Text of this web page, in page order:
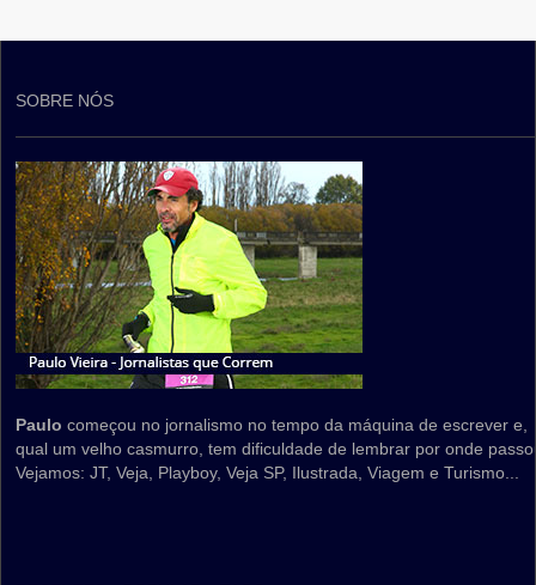
SOBRE NÓS
Paulo começou no jornalismo no tempo da máquina de escrever e,
qual um velho casmurro, tem dificuldade de lembrar por onde
Vejamos: JT, Veja, Playboy, Veja SP, Ilustrada, Viagem e Turismo...